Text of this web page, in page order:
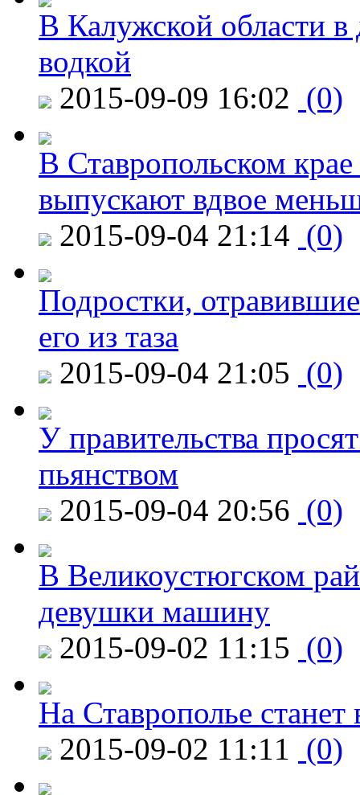
В Калужской области в
водкой
2015-09-09 16:02 (0)
В Ставропольском
выпускают вдвое
2015-09-04 21:14 (0)
Подростки,
его из таза
2015-09-04 21:05 (0)
У правительства
пьянством
2015-09-04 20:56 (0)
В Великоустюгском
девушки машину
2015-09-02 11:15 (0)
На Ставрополье
2015-09-02 11:11 (0)